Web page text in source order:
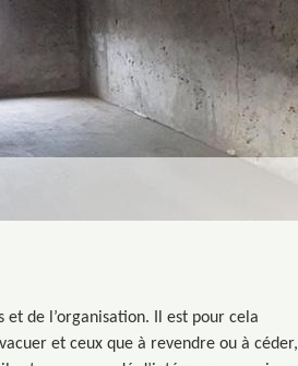
de l’organisation. Il est pour cela
et ceux que à revendre ou à céder,